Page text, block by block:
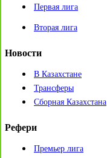
Первая лига
Вторая лига
Новости
В Казахстане
Трансферы
Сборная Казахстана
Рефери
Премьер лига